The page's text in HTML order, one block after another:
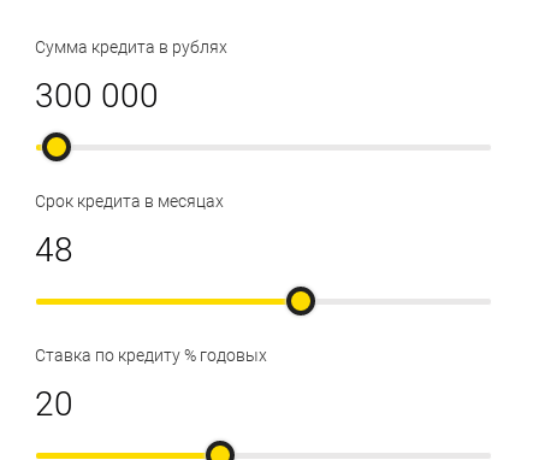
Сумма кредита в рублях
Срок кредита в месяцах
Ставка по кредиту % годовых